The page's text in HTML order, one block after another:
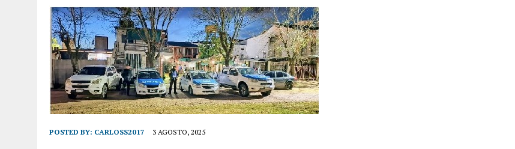
POSTED BY: CARLOSS2017 3 AGOSTO, 2025